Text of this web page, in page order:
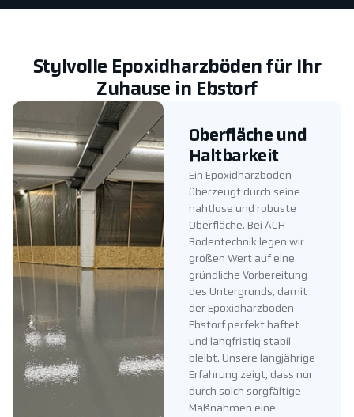
Stylvolle Epoxidharzböden für Ihr
Zuhause in Ebstorf
Oberfläche und
Haltbarkeit
Ein Epoxidharzboden
überzeugt durch seine
nahtlose und robuste
Oberfläche. Bei ACH –
Bodentechnik legen wir
großen Wert auf eine
gründliche Vorbereitung
des Untergrunds, damit
der Epoxidharzboden
Ebstorf perfekt haftet
und langfristig stabil
bleibt. Unsere langjährige
Erfahrung zeigt, dass nur
durch solch sorgfältige
Maßnahmen eine